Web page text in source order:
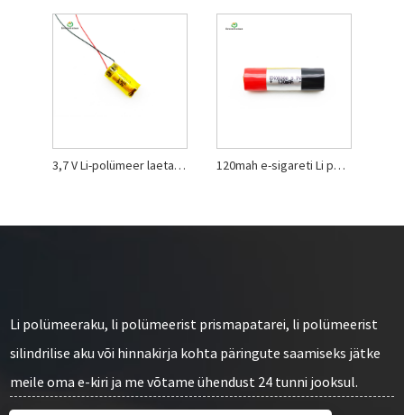
3,7 V Li-polümeer laetav aku 120mah e-sigareti Li polümeeraku
Li polümeeraku, li polümeerist prismapatarei, li polümeerist
silindrilise aku või hinnakirja kohta päringute saamiseks jätke
meile oma e-kiri ja me võtame ühendust 24 tunni jooksul.